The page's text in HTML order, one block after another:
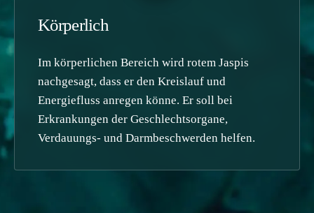
Körperlich
Im körperlichen Bereich wird rotem Jaspis
nachgesagt, dass er den Kreislauf und
Energiefluss anregen könne. Er soll bei
Erkrankungen der Geschlechtsorgane,
Verdauungs- und Darmbeschwerden helfen.